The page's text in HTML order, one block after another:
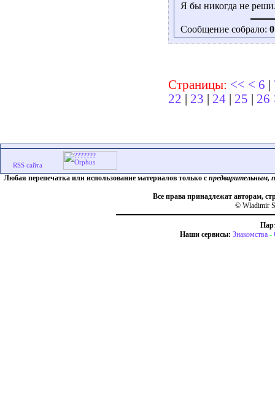
Я бы никогда не
Сообщение собрало: 0
Страницы: << < 6
22
23 24 25 26
Любая перепечатка или использование материалов только с предварительным,
Все права принадлежат авторам,
© Wladimir
Наши сервисы: Знакомства -